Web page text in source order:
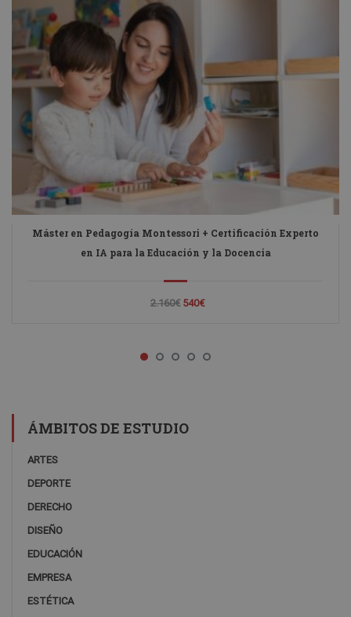
Máster en Pedagogía Montessori + Certificación Experto
en IA para la Educación y la Docencia
2.160€ 540€
ÁMBITOS DE ESTUDIO
ARTES
DEPORTE
DERECHO
DISEÑO
EDUCACIÓN
EMPRESA
ESTÉTICA